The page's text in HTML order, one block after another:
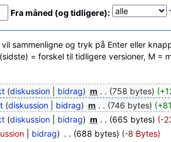
Fra måned (og tidligere):
sammenligne og tryk på Enter eller
= forskel til tidligere versioner, M =
(diskussion bidrag) ‎m . . (758 bytes)
(diskussion bidrag) ‎m . . (746 bytes)
(diskussion bidrag) ‎m . . (665 bytes) (-
bidrag) . . (688 bytes) (-8 Bytes)